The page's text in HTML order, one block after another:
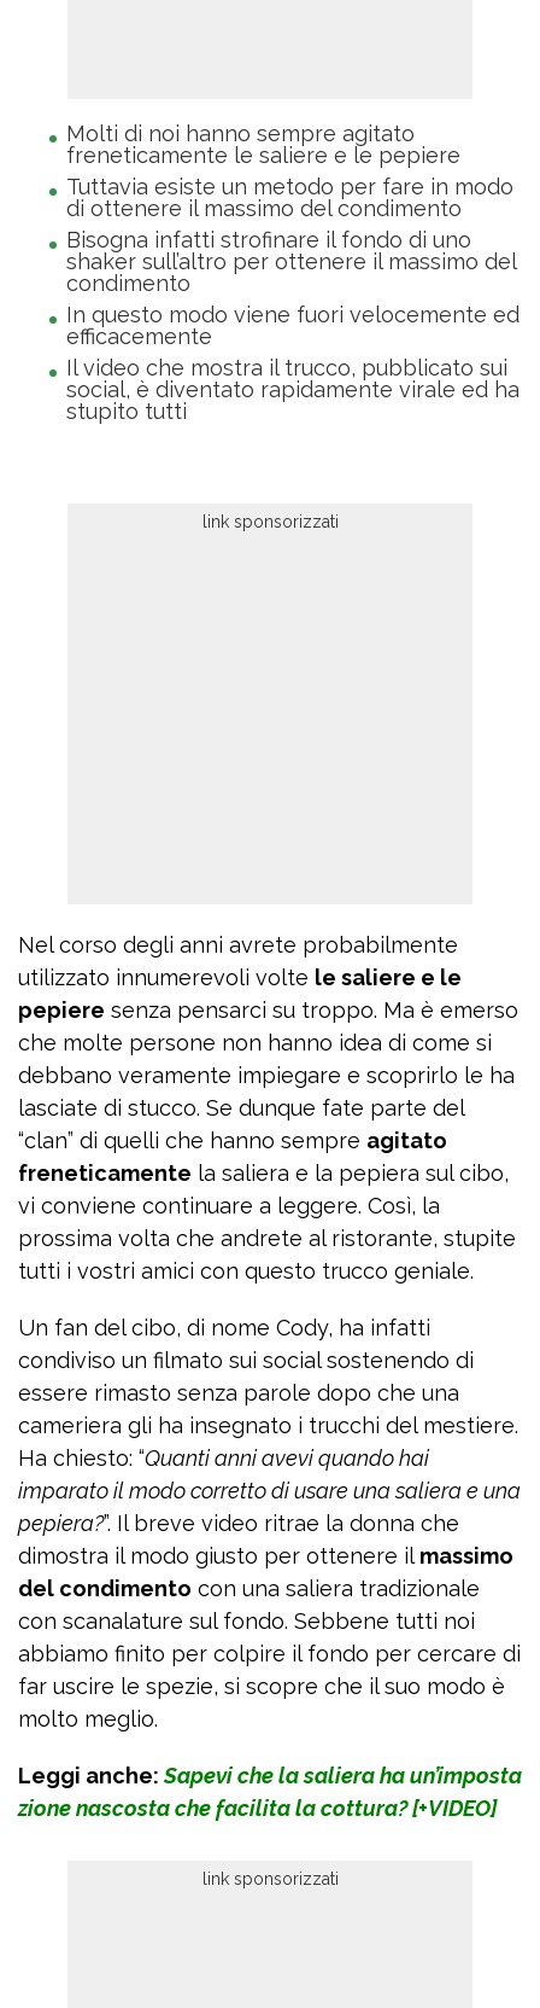
Molti di noi hanno sempre agitato
freneticamente le saliere e le pepiere
Tuttavia esiste un metodo per fare in modo
di ottenere il massimo del condimento
Bisogna infatti strofinare il fondo di uno
shaker sull’altro per ottenere il massimo del
condimento
In questo modo viene fuori velocemente ed
efficacemente
Il video che mostra il trucco, pubblicato sui
social, è diventato rapidamente virale ed ha
stupito tutti
Nel corso degli anni avrete probabilmente
utilizzato innumerevoli volte le saliere e le
pepiere senza pensarci su troppo. Ma è emerso
che molte persone non hanno idea di come si
debbano veramente impiegare e scoprirlo le ha
lasciate di stucco. Se dunque fate parte del
“clan” di quelli che hanno sempre agitato
freneticamente la saliera e la pepiera sul cibo,
vi conviene continuare a leggere. Così, la
prossima volta che andrete al ristorante, stupite
tutti i vostri amici con questo trucco geniale.
Un fan del cibo, di nome Cody, ha infatti
condiviso un filmato sui social sostenendo di
essere rimasto senza parole dopo che una
cameriera gli ha insegnato i trucchi del mestiere.
Ha chiesto: “Quanti anni avevi quando hai
imparato il modo corretto di usare una saliera e una
pepiera?”. Il breve video ritrae la donna che
dimostra il modo giusto per ottenere ilmassimo
del condimento con una saliera tradizionale
con scanalature sul fondo. Sebbene tutti noi
abbiamo finito per colpire il fondo per cercare di
far uscire le spezie, si scopre che il suo modo è
molto meglio.
Leggi anche:Sapevi che la saliera ha un’imposta
zione nascosta che facilita la cottura? [+VIDEO]